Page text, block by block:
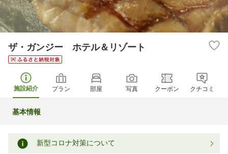
ザ・ガンジー ホテル＆リゾート
施設紹介 プラン 部屋 写真 クーポン クチコミ
基本情報
新型コロナ対策について